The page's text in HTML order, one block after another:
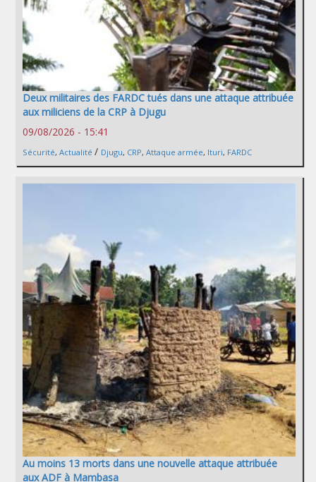
Deux militaires des FARDC tués dans une attaque attribuée
aux miliciens de la CRP à Djugu
09/08/2026 - 15:41
Sécurité, Actualité / Djugu, CRP, Attaque armée, Ituri, FARDC
Au moins 13 morts dans une nouvelle attaque attribuée
aux ADF à Mambasa